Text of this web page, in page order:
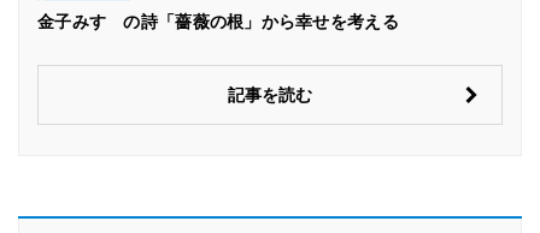
金子みすゞの詩「薔薇の根」から幸せを考える
記事を読む